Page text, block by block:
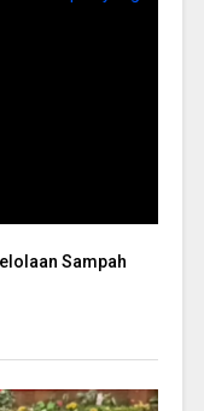
Sampah